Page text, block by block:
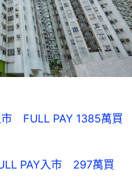
FULL PAY 1385萬買
PAY入市 297萬買